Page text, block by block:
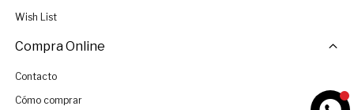
Wish List
Compra Online
Contacto
Cómo comprar